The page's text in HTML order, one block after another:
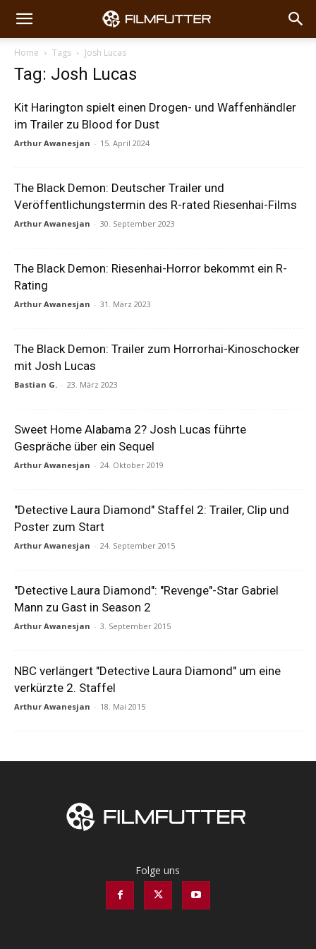
Home Tags Josh Lucas
Tag: Josh Lucas
Kit Harington spielt einen Drogen- und Waffenhändler
im Trailer zu Blood for Dust
Arthur Awanesjan - 15. April 2024
The Black Demon: Deutscher Trailer und
Veröffentlichungstermin des R-rated Riesenhai-Films
Arthur Awanesjan - 30. September 2023
The Black Demon: Riesenhai-Horror bekommt ein R-
Rating
Arthur Awanesjan - 31. März 2023
The Black Demon: Trailer zum Horrorhai-Kinoschocker
mit Josh Lucas
Bastian G. - 23. März 2023
Sweet Home Alabama 2? Josh Lucas führte
Gespräche über ein Sequel
Arthur Awanesjan - 24. Oktober 2019
"Detective Laura Diamond" Staffel 2: Trailer, Clip und
Poster zum Start
Arthur Awanesjan - 24. September 2015
"Detective Laura Diamond": "Revenge"-Star Gabriel
Mann zu Gast in Season 2
Arthur Awanesjan - 3. September 2015
NBC verlängert "Detective Laura Diamond" um eine
verkürzte 2. Staffel
Arthur Awanesjan - 18. Mai 2015
Folge uns